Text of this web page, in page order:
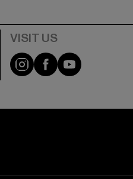
Visit our Instagram
Visit ourVisit our